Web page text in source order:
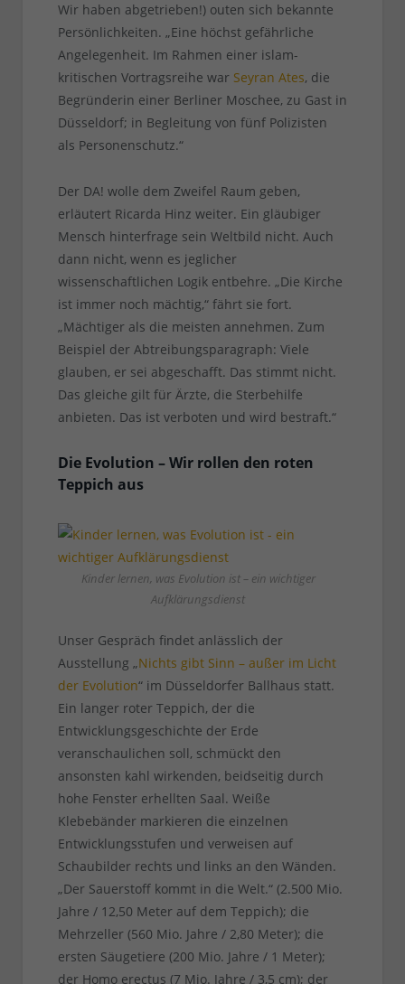
Wir haben abgetrieben!) outen sich bekannte
Persönlichkeiten. „Eine höchst gefährliche
Angelegenheit. Im Rahmen einer islam-
kritischen Vortragsreihe war Seyran Ates, die
Begründerin einer Berliner Moschee, zu Gast in
Düsseldorf; in Begleitung von fünf Polizisten
als Personenschutz.“
Der DA! wolle dem Zweifel Raum geben,
erläutert Ricarda Hinz weiter. Ein gläubiger
Mensch hinterfrage sein Weltbild nicht. Auch
dann nicht, wenn es jeglicher
wissenschaftlichen Logik entbehre. „Die Kirche
ist immer noch mächtig,“ fährt sie fort.
„Mächtiger als die meisten annehmen. Zum
Beispiel der Abtreibungsparagraph: Viele
glauben, er sei abgeschafft. Das stimmt nicht.
Das gleiche gilt für Ärzte, die Sterbehilfe
anbieten. Das ist verboten und wird bestraft.“
Die Evolution – Wir rollen den roten
Teppich aus
Kinder lernen, was Evolution ist – ein wichtiger
Aufklärungsdienst
Unser Gespräch findet anlässlich der
Ausstellung „Nichts gibt Sinn – außer im Licht
der Evolution“ im Düsseldorfer Ballhaus statt.
Ein langer roter Teppich, der die
Entwicklungsgeschichte der Erde
veranschaulichen soll, schmückt den
ansonsten kahl wirkenden, beidseitig durch
hohe Fenster erhellten Saal. Weiße
Klebebänder markieren die einzelnen
Entwicklungsstufen und verweisen auf
Schaubilder rechts und links an den Wänden.
„Der Sauerstoff kommt in die Welt.“ (2.500 Mio.
Jahre / 12,50 Meter auf dem Teppich); die
Mehrzeller (560 Mio. Jahre / 2,80 Meter); die
ersten Säugetiere (200 Mio. Jahre / 1 Meter);
der Homo erectus (7 Mio. Jahre / 3,5 cm); der